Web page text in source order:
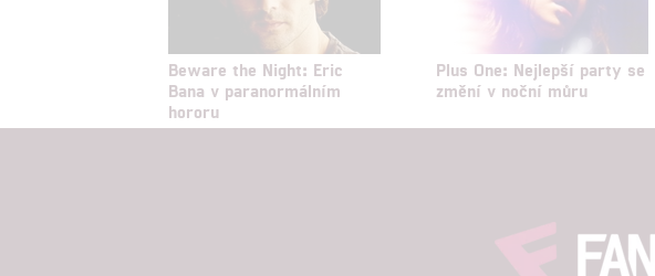
Beware the Night: Eric
Bana v paranormálním
hororu
Plus One: Nejlepší party se
změní v noční můru